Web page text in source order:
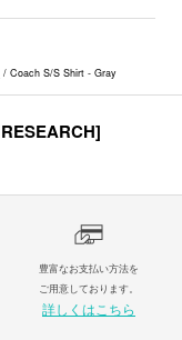
/ Coach S/S Shirt - Gray
豊富なお支払い方法を
ご用意しております。
詳しくはこちら